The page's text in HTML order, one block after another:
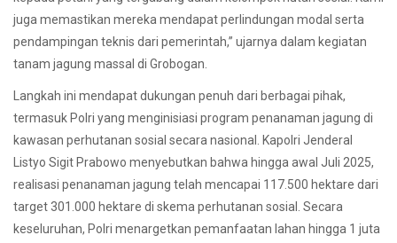
juga memastikan mereka mendapat perlindungan modal serta
pendampingan teknis dari pemerintah,” ujarnya dalam kegiatan
tanam jagung massal di Grobogan.
Langkah ini mendapat dukungan penuh dari berbagai pihak,
termasuk Polri yang menginisiasi program penanaman jagung di
kawasan perhutanan sosial secara nasional. Kapolri Jenderal
Listyo Sigit Prabowo menyebutkan bahwa hingga awal Juli 2025,
realisasi penanaman jagung telah mencapai 117.500 hektare dari
target 301.000 hektare di skema perhutanan sosial. Secara
keseluruhan, Polri menargetkan pemanfaatan lahan hingga 1 juta